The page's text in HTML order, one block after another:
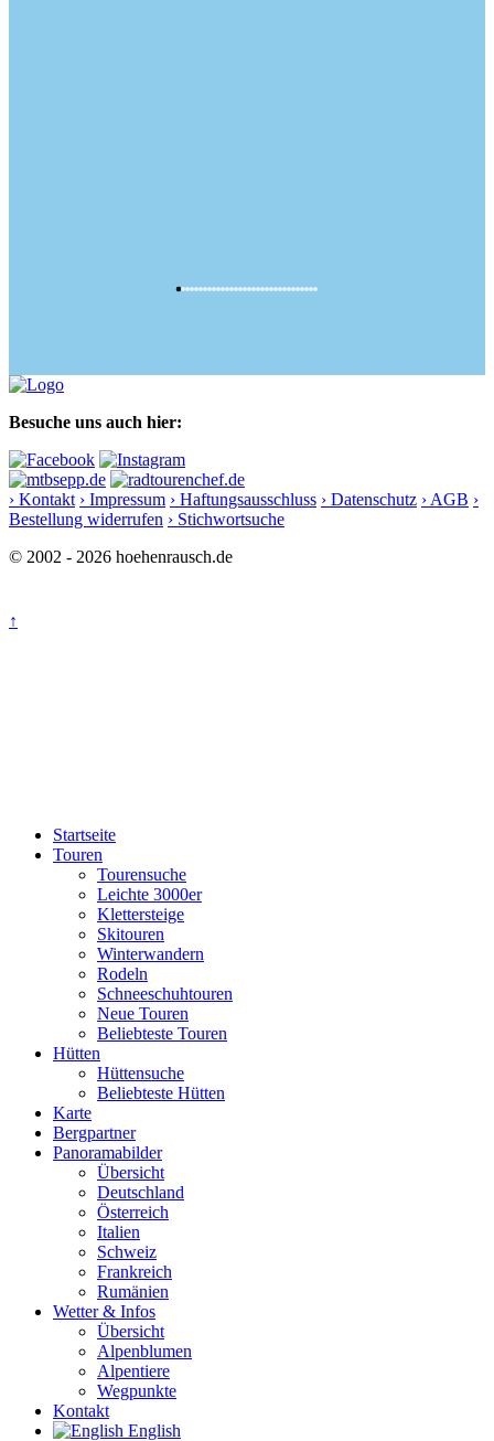
Besuche uns auch hier:
› Kontakt › Impressum › Haftungsausschluss › Datenschutz › AGB ›
Bestellung widerrufen › Stichwortsuche
© 2002 - 2026 hoehenrausch.de
↑
Startseite
Touren
Tourensuche
Leichte 3000er
Klettersteige
Skitouren
Winterwandern
Rodeln
Schneeschuhtouren
Neue Touren
Beliebteste Touren
Hütten
Hüttensuche
Beliebteste Hütten
Karte
Bergpartner
Panoramabilder
Übersicht
Deutschland
Österreich
Italien
Schweiz
Frankreich
Rumänien
Wetter & Infos
Übersicht
Alpenblumen
Alpentiere
Wegpunkte
Kontakt
English